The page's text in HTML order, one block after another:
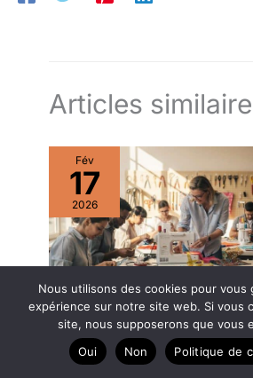
Articles
Fév
17
2026
Cours de couture : un atout pour
Nous utilisons des cookies pour vous
expérience sur notre site web. Si vous
site, nous supposerons que vous
Oui
Non Politique de